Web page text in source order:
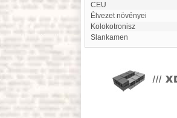
CEU
Élvezet növényei
Kolokotronisz
Slankamen